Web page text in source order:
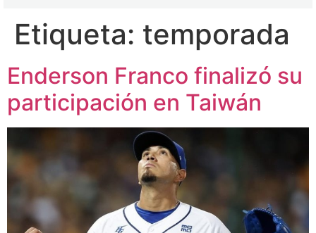
Etiqueta: temporada
Enderson Franco finalizó su
participación en Taiwán